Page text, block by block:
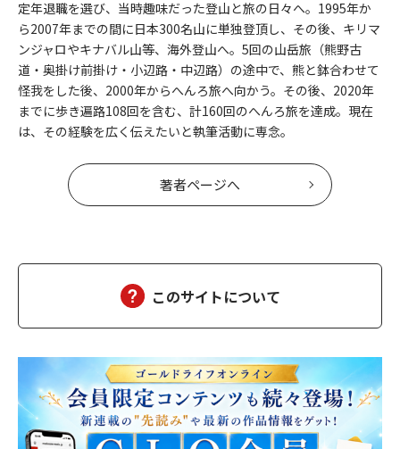
定年退職を選び、当時趣味だった登山と旅の日々へ。1995年か
ら2007年までの間に日本300名山に単独登頂し、その後、キリマ
ンジャロやキナバル山等、海外登山へ。5回の山岳旅（熊野古
道・奥掛け前掛け・小辺路・中辺路）の途中で、熊と鉢合わせて
怪我をした後、2000年からへんろ旅へ向かう。その後、2020年
までに歩き遍路108回を含む、計160回のへんろ旅を達成。現在
は、その経験を広く伝えたいと執筆活動に専念。
著者ページへ
このサイトについて